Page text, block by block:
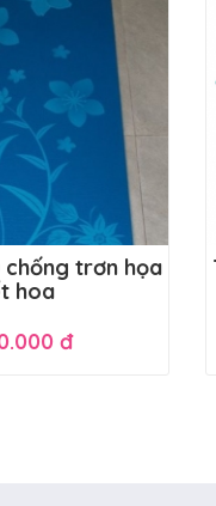
chống trơn họa
hoa
đ